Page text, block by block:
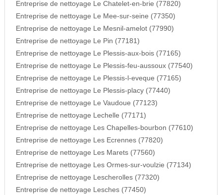
Entreprise de nettoyage Le Chatelet-en-brie (77820)
Entreprise de nettoyage Le Mee-sur-seine (77350)
Entreprise de nettoyage Le Mesnil-amelot (77990)
Entreprise de nettoyage Le Pin (77181)
Entreprise de nettoyage Le Plessis-aux-bois (77165)
Entreprise de nettoyage Le Plessis-feu-aussoux (77540)
Entreprise de nettoyage Le Plessis-l-eveque (77165)
Entreprise de nettoyage Le Plessis-placy (77440)
Entreprise de nettoyage Le Vaudoue (77123)
Entreprise de nettoyage Lechelle (77171)
Entreprise de nettoyage Les Chapelles-bourbon (77610)
Entreprise de nettoyage Les Ecrennes (77820)
Entreprise de nettoyage Les Marets (77560)
Entreprise de nettoyage Les Ormes-sur-voulzie (77134)
Entreprise de nettoyage Lescherolles (77320)
Entreprise de nettoyage Lesches (77450)